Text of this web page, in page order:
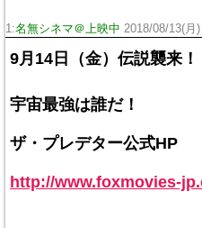
1:名無シネマ＠上映中 2018/08/13(月
9月14日（金）伝説襲来！
宇宙最強は誰だ！
ザ・プレデター公式HP
http://www.foxmovies-